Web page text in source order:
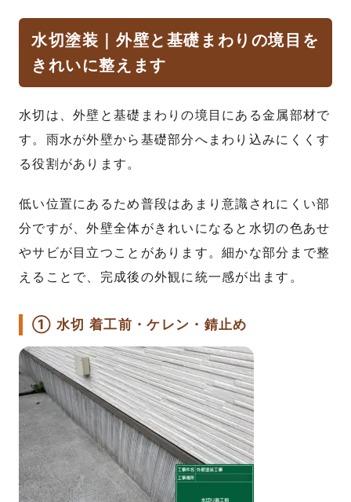
水切塗装｜外壁と基礎まわりの境目を
きれいに整えます
水切は、外壁と基礎まわりの境目にある金属部材で
す。雨水が外壁から基礎部分へまわり込みにくくす
る役割があります。
低い位置にあるため普段はあまり意識されにくい部
分ですが、外壁全体がきれいになると水切の色あせ
やサビが目立つことがあります。細かな部分まで整
えることで、完成後の外観に統一感が出ます。
① 水切 着工前・ケレン・錆止め